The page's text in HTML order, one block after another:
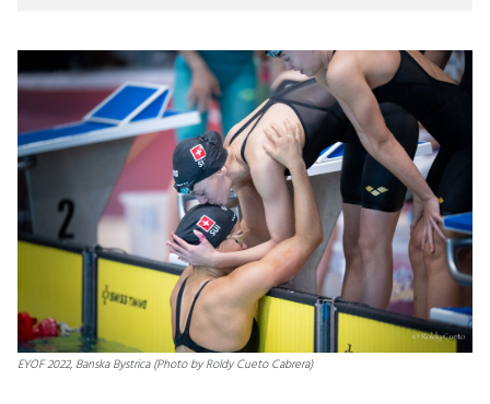
EYOF 2022, Banska Bystrica (Photo by Roldy Cueto Cabrera)